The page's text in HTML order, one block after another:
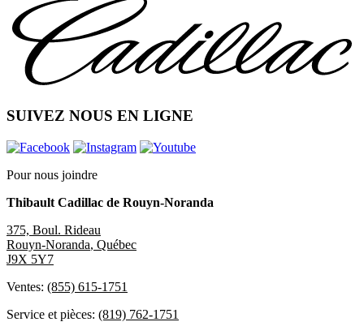
SUIVEZ NOUS EN LIGNE
Pour nous joindre
Thibault Cadillac de Rouyn-Noranda
375, Boul. Rideau
Rouyn-Noranda, Québec
J9X 5Y7
Ventes: (855) 615-1751
Service et pièces: (819) 762-1751